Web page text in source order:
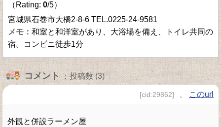
（Rating: 0/5）
宮城県石巻市大橋2-8-6 TEL.0225-24-9581
和室と和洋室があり、大浴場を備え、トイレ共同の
宿。コンビニ徒歩1分
コメント：投稿数 (3)
[cid:29862] このurl
外観と併設ラーメン屋